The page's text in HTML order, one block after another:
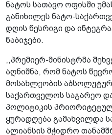
ნატოს სათავო ოფისში
განიხილეს ნატო-
დღის წესრიგი და
ნაბიჯები.
,,პრემიერ-მინისტრმა
აღნიშნა, რომ ნატოს
მოსახლეობის
საქართველოს საგარეო
პოლიტიკის
ყურადღება გამახვილდა
ალიანსის მჭიდრო